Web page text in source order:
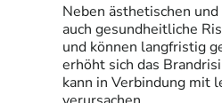
Neben ästhetischen
auch gesundheitliche
und können langfristig
erhöht sich das
kann in Verbindung mit